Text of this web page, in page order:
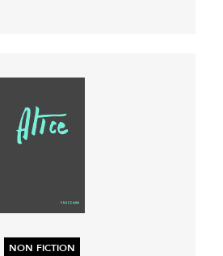
NON FICTION